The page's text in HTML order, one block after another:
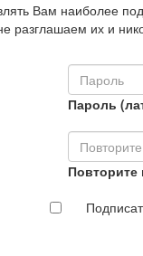
Вам наиболее
разглашаем их и
Пароль
Повторите